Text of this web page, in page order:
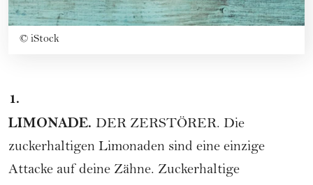
© iStock
1.
LIMONADE. DER ZERSTÖRER. Die
zuckerhaltigen Limonaden sind eine einzige
Attacke auf deine Zähne. Zuckerhaltige